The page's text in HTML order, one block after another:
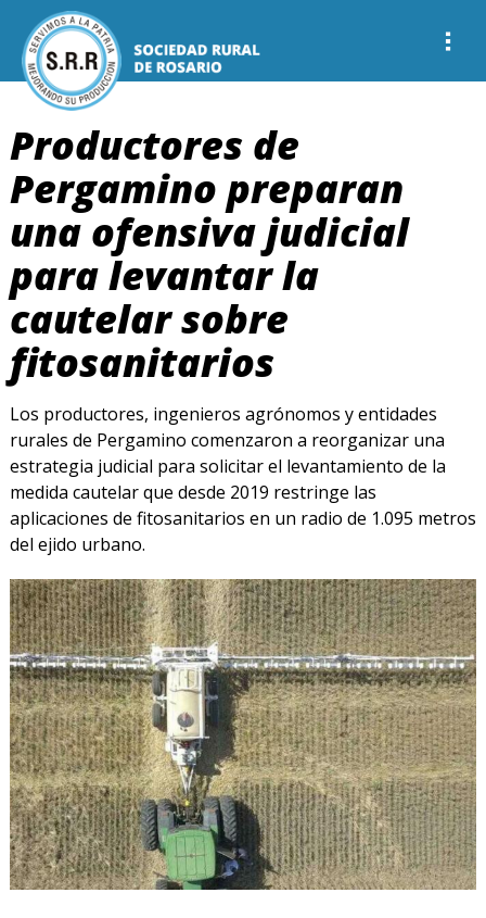
Productores de
Pergamino preparan
una ofensiva judicial
para levantar la
cautelar sobre
fitosanitarios
Los productores, ingenieros agrónomos y entidades
rurales de Pergamino comenzaron a reorganizar una
estrategia judicial para solicitar el levantamiento de la
medida cautelar que desde 2019 restringe las
aplicaciones de fitosanitarios en un radio de 1.095 metros
del ejido urbano.